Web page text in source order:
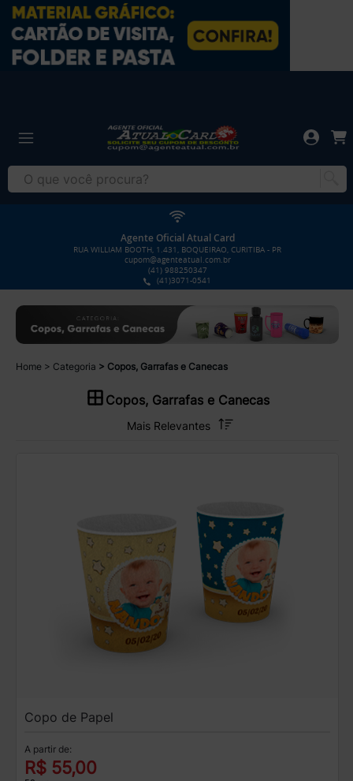
Agente Oficial Atual Card
RUA WILLIAM BOOTH, 1.431, BOQUEIRAO, CURITIBA - PR
cupom@agenteatual.com.br
(41) 988250347
(41)3071-0541
Home Categoria Copos, Garrafas e Canecas
Copos, Garrafas e Canecas
Copo de Papel
A partir de:
R$ 55,00